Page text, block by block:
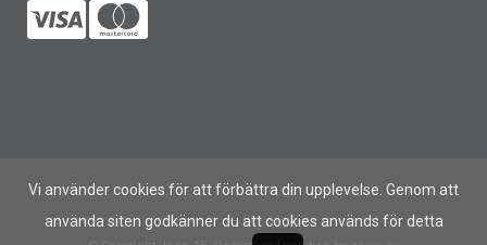
Vi använder cookies för att förbättra din upplevelse. Genom att
använda siten godkänner du att cookies används för detta